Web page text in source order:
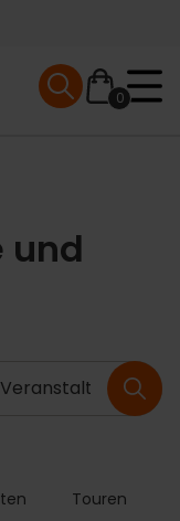
0
Mobile menu
und
Touren